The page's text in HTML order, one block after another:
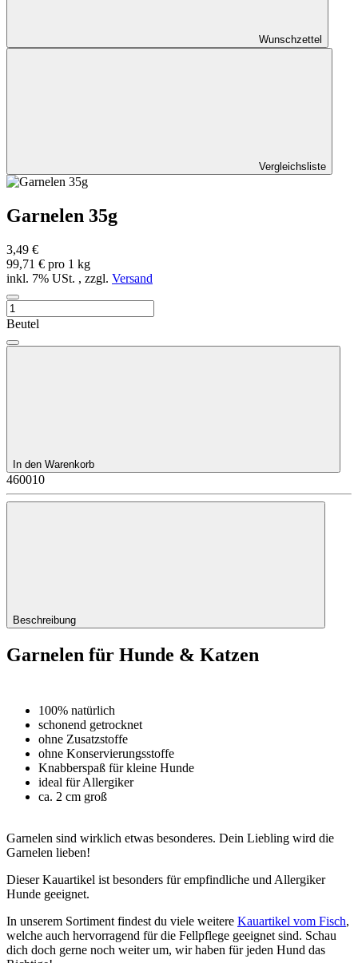
Wunschzettel
Vergleichsliste
Garnelen 35g
3,49 €
99,71 € pro 1 kg
inkl. 7% USt. , zzgl. Versand
Beutel
In den Warenkorb
460010
Beschreibung
Garnelen für Hunde & Katzen
100% natürlich
schonend getrocknet
ohne Zusatzstoffe
ohne Konservierungsstoffe
Knabberspaß für kleine Hunde
ideal für Allergiker
ca. 2 cm groß
Garnelen sind wirklich etwas besonderes. Dein Liebling wird die
Garnelen lieben!
Dieser Kauartikel ist besonders für empfindliche und Allergiker
Hunde geeignet.
In unserem Sortiment findest du viele weitere Kauartikel vom Fisch,
welche auch hervorragend für die Fellpflege geeignet sind. Schau
dich doch gerne noch weiter um, wir haben für jeden Hund das